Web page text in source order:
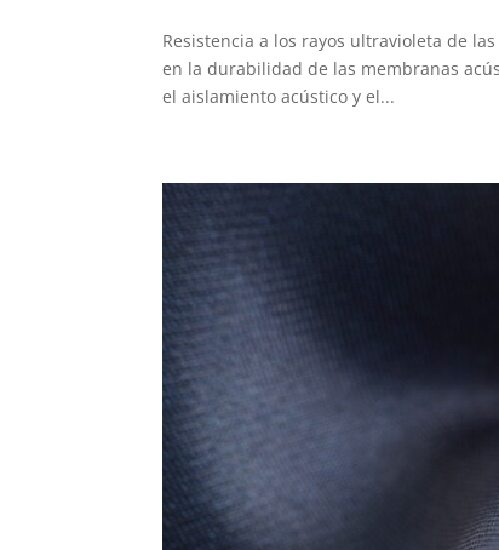
Resistencia a los rayos ultravioleta de
en la durabilidad de las membranas
el aislamiento acústico y el...